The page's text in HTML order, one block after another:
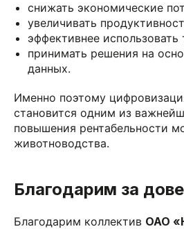
снижать экономические
увеличивать
эффективнее использовать
принимать решения на
данных.
Именно поэтому
становится одним из
повышения рентабельности
животноводства.
Благодарим за
Благодарим коллектив ОАО